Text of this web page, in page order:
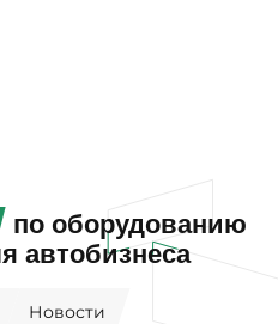
по оборудованию
автобизнеса
Новости